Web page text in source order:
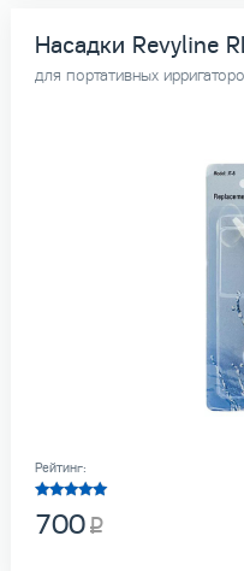
Насадки Revyline
для портативных
Рейтинг:
700